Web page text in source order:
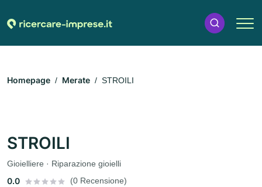
Homepage Merate STROILI
STROILI
Gioielliere · Riparazione gioielli
0.0 (0 Recensione)